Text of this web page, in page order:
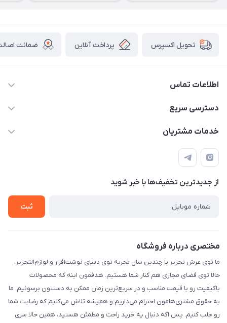
تحویل اکسپرس پرداخت آنلاین ضمانت
اطلاعات تماس
2424 3672 - 021
دسترسی سریع
لیست محصولات
راهنما
خدمات مشتریان
پرداخت الکترونیکی امن
رویه ارسال کالا
حریم خصوصی
تماس با ما
از جدید‌ترین تخفیف‌ها با‌ خبر شوید
ثبت
مختصری درباره فروشگاه
ما توی عرش تحریر با چندین سال تجربه توی دنیای نوشت‌افزار و لوازم‌التحریر،
حالا توی فضای مجازی هم کنار شما هستیم. هدفمون اینه که محصولات
باکیفیت رو با قیمت مناسب و در سریع‌ترین زمان ممکن به دستتون برسونیم. ما
به حقوق مشتری‌هامون احترام می‌ذاریم و همیشه تلاش می‌کنیم که رضایت شما
رو جلب کنیم. پس اگه دنبال یه خرید راحت و مطمئن هستید، همین حالا سری